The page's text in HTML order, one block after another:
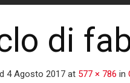
di
4 Agosto 2017 at 577 × 786 in